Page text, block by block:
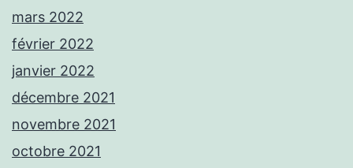
mars 2022
février 2022
janvier 2022
décembre 2021
novembre 2021
octobre 2021